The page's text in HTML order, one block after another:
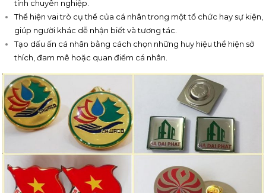
tính chuyên nghiệp.
Thể hiện vai trò cụ thể của cá nhân trong một tổ chức hay sự kiện,
giúp người khác dễ nhận biết và tương tác.
Tạo dấu ấn cá nhân bằng cách chọn những huy hiệu thể hiện sở
thích, đam mê hoặc quan điểm cá nhân.